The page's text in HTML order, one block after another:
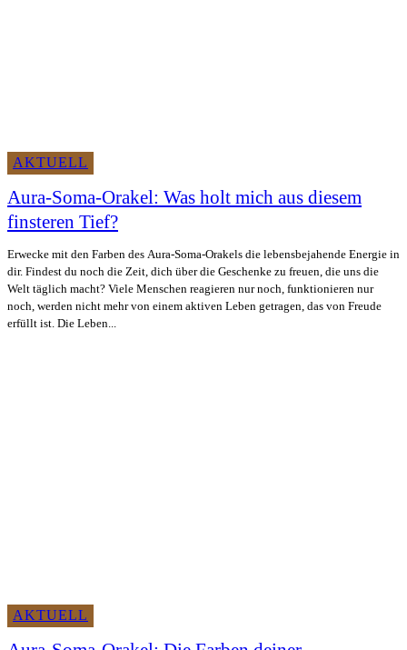
AKTUELL
Aura-Soma-Orakel: Was holt mich aus diesem
finsteren Tief?
Erwecke mit den Farben des Aura-Soma-Orakels die lebensbejahende Energie in
dir. Findest du noch die Zeit, dich über die Geschenke zu freuen, die uns die
Welt täglich macht? Viele Menschen reagieren nur noch, funktionieren nur
noch, werden nicht mehr von einem aktiven Leben getragen, das von Freude
erfüllt ist. Die Leben...
AKTUELL